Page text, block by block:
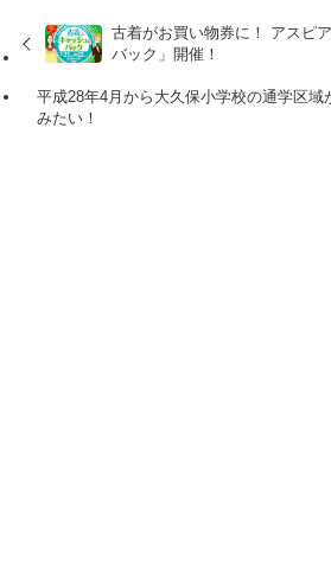
古着がお買い物券に！ アスピ
バック」開催！
平成28年4月から大久保小学校の通学区域
みたい！